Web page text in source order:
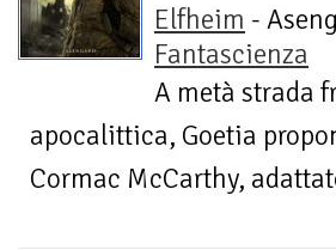
Elfheim -
Fantascienza
A metà strada
apocalittica, Goetia
Cormac McCarthy,